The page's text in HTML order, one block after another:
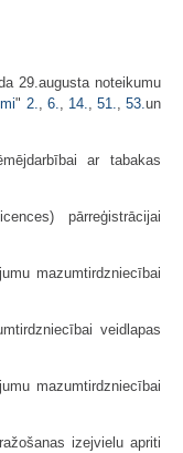
29.augusta noteikumu
" 2., 6., 14., 51.,53.un
ar tabakas
pārreģistrācijai
mazumtirdzniecībai
veidlapas
mazumtirdzniecībai
izejvielu apriti